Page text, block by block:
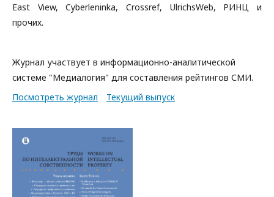
East View, Cyberleninka, Crossref, UlrichsWeb, РИНЦ и
прочих.
Журнал участвует в информационно-аналитической
системе "Медиалогия" для составления рейтингов СМИ.
Посмотреть журнал
Текущий выпуск